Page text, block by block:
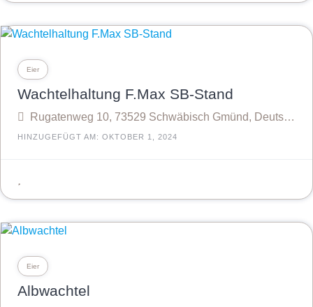
Eier
Wachtelhaltung F.Max SB-Stand
Rugatenweg 10, 73529 Schwäbisch Gmünd, Deutschland
HINZUGEFÜGT AM: OKTOBER 1, 2024
Eier
Albwachtel